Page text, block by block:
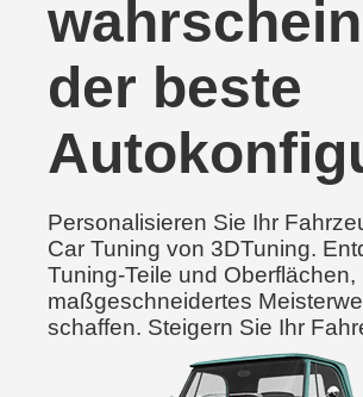
der beste
Personalisieren Sie Ihr
Car Tuning von 3DTuning.
Tuning-Teile und Oberflächen,
maßgeschneidertes
schaffen. Steigern Sie Ihr